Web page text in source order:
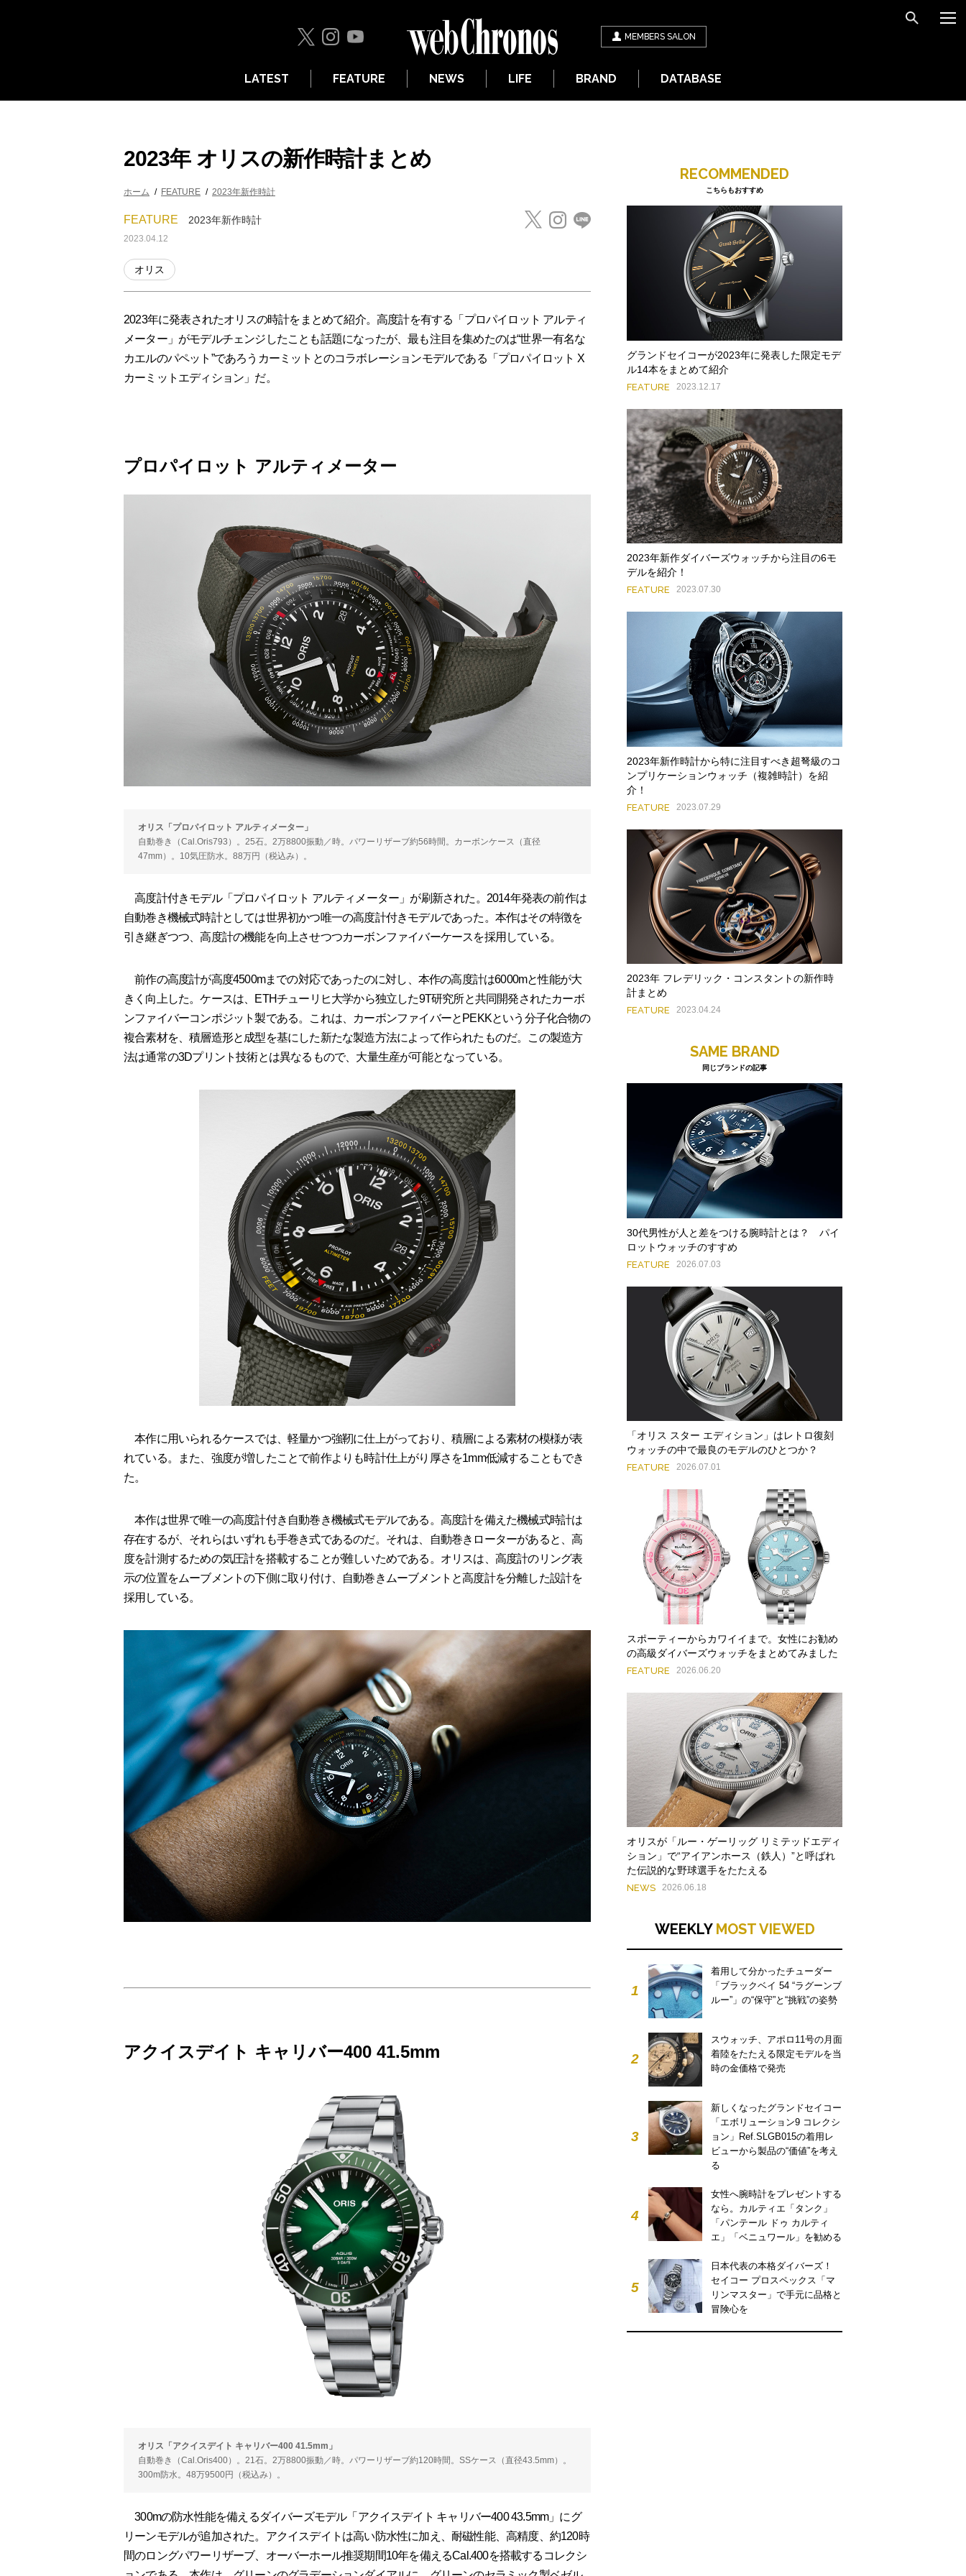
MEMBERS SALON
LATEST FEATURE NEWS LIFE BRAND DATABASE
2023年 オリスの新作時計まとめ
ホーム FEATURE 2023年新作時計
FEATURE 2023年新作時計
2023.04.12
オリス
2023年に発表されたオリスの時計をまとめて紹介。高度計を有する「プロパイロット アルティ
メーター」がモデルチェンジしたことも話題になったが、最も注目を集めたのは“世界一有名な
カエルのパペット”であろうカーミットとのコラボレーションモデルである「プロパイロット X
カーミットエディション」だ。
プロパイロット アルティメーター
オリス「プロパイロット アルティメーター」
自動巻き（Cal.Oris793）。25石。2万8800振動／時。パワーリザーブ約56時間。カーボンケース（直径
47mm）。10気圧防水。88万円（税込み）。
高度計付きモデル「プロパイロット アルティメーター」が刷新された。2014年発表の前作は
自動巻き機械式時計としては世界初かつ唯一の高度計付きモデルであった。本作はその特徴を
引き継ぎつつ、高度計の機能を向上させつつカーボンファイバーケースを採用している。
前作の高度計が高度4500mまでの対応であったのに対し、本作の高度計は6000mと性能が大
きく向上した。ケースは、ETHチューリヒ大学から独立した9T研究所と共同開発されたカーボ
ンファイバーコンポジット製である。これは、カーボンファイバーとPEKKという分子化合物の
複合素材を、積層造形と成型を基にした新たな製造方法によって作られたものだ。この製造方
法は通常の3Dプリント技術とは異なるもので、大量生産が可能となっている。
本作に用いられるケースでは、軽量かつ強靭に仕上がっており、積層による素材の模様が表
れている。また、強度が増したことで前作よりも時計仕上がり厚さを1mm低減することもでき
た。
本作は世界で唯一の高度計付き自動巻き機械式モデルである。高度計を備えた機械式時計は
存在するが、それらはいずれも手巻き式であるのだ。それは、自動巻きローターがあると、高
度を計測するための気圧計を搭載することが難しいためである。オリスは、高度計のリング表
示の位置をムーブメントの下側に取り付け、自動巻きムーブメントと高度計を分離した設計を
採用している。
アクイスデイト キャリバー400 41.5mm
オリス「アクイスデイト キャリバー400 41.5mm」
自動巻き（Cal.Oris400）。21石。2万8800振動／時。パワーリザーブ約120時間。SSケース（直径43.5mm）。
300m防水。48万9500円（税込み）。
300mの防水性能を備えるダイバーズモデル「アクイスデイト キャリバー400 43.5mm」にグ
リーンモデルが追加された。アクイスデイトは高い防水性に加え、耐磁性能、高精度、約120時
間のロングパワーリザーブ、オーバーホール推奨期間10年を備えるCal.400を搭載するコレクシ
RECOMMENDED
こちらもおすすめ
グランドセイコーが2023年に発表した限定モデ
ル14本をまとめて紹介
FEATURE 2023.12.17
2023年新作ダイバーズウォッチから注目の6モ
デルを紹介！
FEATURE 2023.07.30
2023年新作時計から特に注目すべき超弩級のコ
ンプリケーションウォッチ（複雑時計）を紹
介！
FEATURE 2023.07.29
2023年 フレデリック・コンスタントの新作時
計まとめ
FEATURE 2023.04.24
SAME BRAND
同じブランドの記事
30代男性が人と差をつける腕時計とは？ パイ
ロットウォッチのすすめ
FEATURE 2026.07.03
「オリス スター エディション」はレトロ復刻
ウォッチの中で最良のモデルのひとつか？
FEATURE 2026.07.01
スポーティーからカワイイまで。女性にお勧め
の高級ダイバーズウォッチをまとめてみました
FEATURE 2026.06.20
オリスが「ルー・ゲーリッグ リミテッドエディ
ション」で“アイアンホース（鉄人）”と呼ばれ
た伝説的な野球選手をたたえる
NEWS 2026.06.18
WEEKLY MOST VIEWED
1
着用して分かったチューダー
「ブラックベイ 54 “ラグーンブ
ルー”」の“保守”と“挑戦”の姿勢
2
スウォッチ、アポロ11号の月面
着陸をたたえる限定モデルを当
時の金価格で発売
3
新しくなったグランドセイコー
「エボリューション9 コレクシ
ョン」Ref.SLGB015の着用レ
ビューから製品の“価値”を考え
る
4
女性へ腕時計をプレゼントする
なら。カルティエ「タンク」
「パンテール ドゥ カルティ
エ」「ベニュワール」を勧める
5
日本代表の本格ダイバーズ！
セイコー プロスペックス「マ
リンマスター」で手元に品格と
冒険心を